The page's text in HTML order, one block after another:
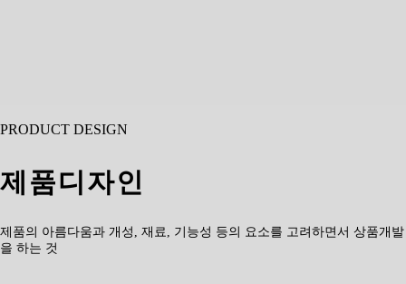
PRODUCT DESIGN
제품디자인
제품의 아름다움과 개성, 재료, 기능성 등의 요소를 고려하면서 상품개발
을 하는 것